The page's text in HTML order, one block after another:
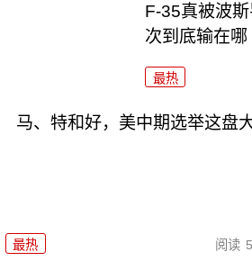
F-35真被波
次到底输在哪
最热
马、特和好，美中期选举这盘
最热 阅读